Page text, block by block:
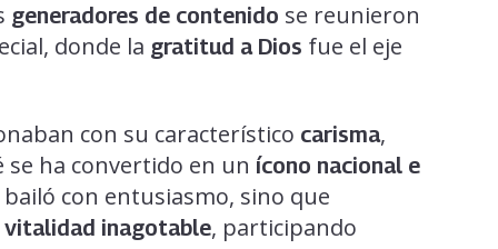
generadores de contenido se reunieron
donde la gratitud a Dios fue el eje
con su característico carisma,
ha convertido en un ícono nacional e
con entusiasmo, sino que
vitalidad inagotable, participando